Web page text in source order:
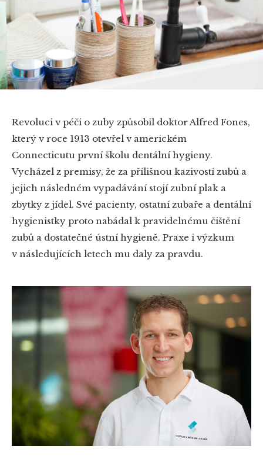
Revoluci v péči o zuby způsobil doktor Alfred Fones,
který v roce 1913 otevřel v americkém
Connecticutu první školu dentální hygieny.
Vycházel z premisy, že za přílišnou kazivostí zubů a
jejich následném vypadávání stojí zubní plak a
zbytky z jídel. Své pacienty, ostatní zubaře a dentální
hygienistky proto nabádal k pravidelnému čištění
zubů a dostatečné ústní hygieně. Praxe i výzkum
v následujících letech mu daly za pravdu.